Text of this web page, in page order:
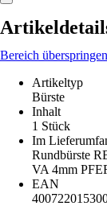
Bereich überspringen
Artikeltyp
Bürste
Inhalt
1 Stück
Im
Rundbürste
VA 4mm
EAN